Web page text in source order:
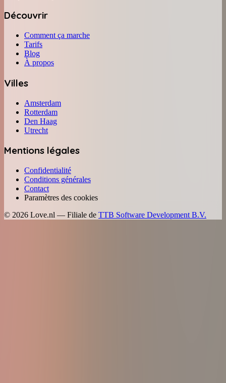
Découvrir
Comment ça marche
Tarifs
Blog
À propos
Villes
Amsterdam
Rotterdam
Den Haag
Utrecht
Mentions légales
Confidentialité
Conditions générales
Contact
Paramètres des cookies
© 2026 Love.nl — Filiale de TTB Software Development B.V.